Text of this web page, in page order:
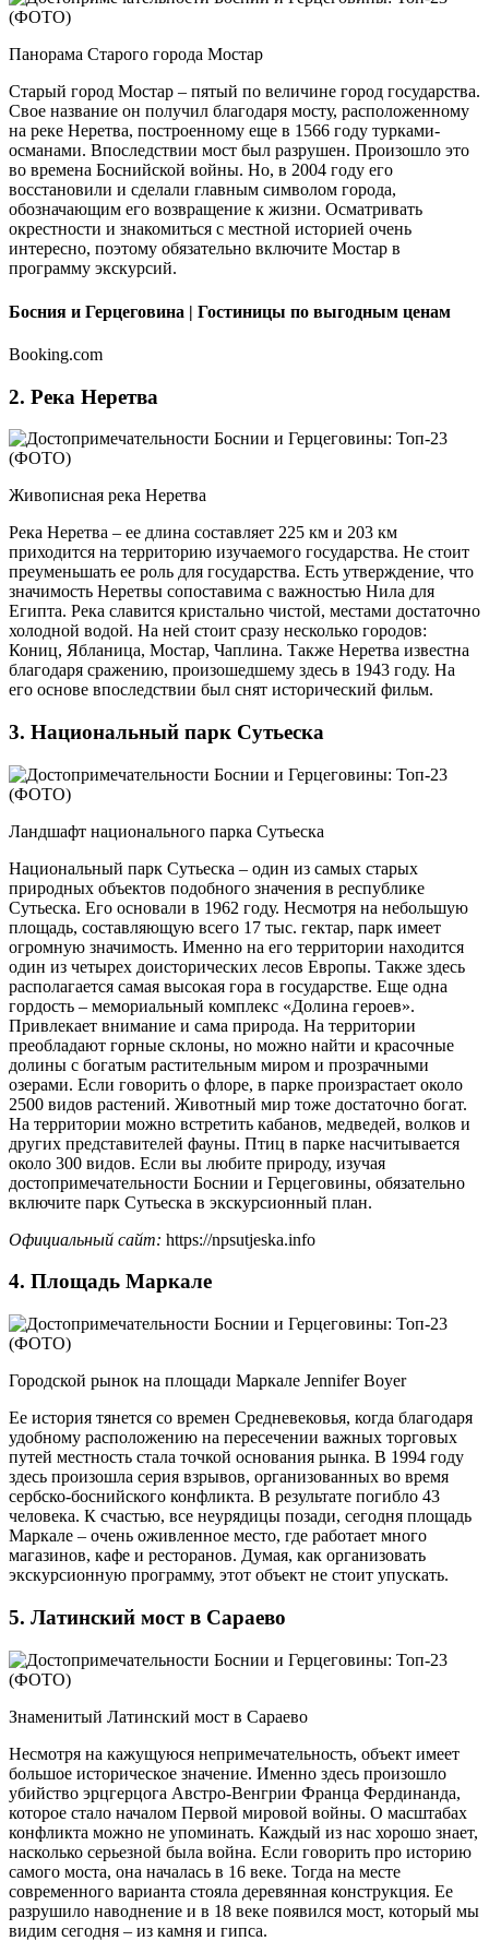
Панорама Старого города Мостар
Старый город Мостар – пятый по величине город государства.
Свое название он получил благодаря мосту, расположенному
на реке Неретва, построенному еще в 1566 году турками-
османами. Впоследствии мост был разрушен. Произошло это
во времена Боснийской войны. Но, в 2004 году его
восстановили и сделали главным символом города,
обозначающим его возвращение к жизни. Осматривать
окрестности и знакомиться с местной историей очень
интересно, поэтому обязательно включите Мостар в
программу экскурсий.
Босния и Герцеговина | Гостиницы по выгодным ценам
Booking.com
2. Река Неретва
Живописная река Неретва
Река Неретва – ее длина составляет 225 км и 203 км
приходится на территорию изучаемого государства. Не стоит
преуменьшать ее роль для государства. Есть утверждение, что
значимость Неретвы сопоставима с важностью Нила для
Египта. Река славится кристально чистой, местами достаточно
холодной водой. На ней стоит сразу несколько городов:
Кониц, Ябланица, Мостар, Чаплина. Также Неретва известна
благодаря сражению, произошедшему здесь в 1943 году. На
его основе впоследствии был снят исторический фильм.
3. Национальный парк Сутьеска
Ландшафт национального парка Сутьеска
Национальный парк Сутьеска – один из самых старых
природных объектов подобного значения в республике
Сутьеска. Его основали в 1962 году. Несмотря на небольшую
площадь, составляющую всего 17 тыс. гектар, парк имеет
огромную значимость. Именно на его территории находится
один из четырех доисторических лесов Европы. Также здесь
располагается самая высокая гора в государстве. Еще одна
гордость – мемориальный комплекс «Долина героев».
Привлекает внимание и сама природа. На территории
преобладают горные склоны, но можно найти и красочные
долины с богатым растительным миром и прозрачными
озерами. Если говорить о флоре, в парке произрастает около
2500 видов растений. Животный мир тоже достаточно богат.
На территории можно встретить кабанов, медведей, волков и
других представителей фауны. Птиц в парке насчитывается
около 300 видов. Если вы любите природу, изучая
достопримечательности Боснии и Герцеговины, обязательно
включите парк Сутьеска в экскурсионный план.
Официальный сайт: https://npsutjeska.info
4. Площадь Маркале
Городской рынок на площади Маркале Jennifer Boyer
Ее история тянется со времен Средневековья, когда благодаря
удобному расположению на пересечении важных торговых
путей местность стала точкой основания рынка. В 1994 году
здесь произошла серия взрывов, организованных во время
сербско-боснийского конфликта. В результате погибло 43
человека. К счастью, все неурядицы позади, сегодня площадь
Маркале – очень оживленное место, где работает много
магазинов, кафе и ресторанов. Думая, как организовать
экскурсионную программу, этот объект не стоит упускать.
5. Латинский мост в Сараево
Знаменитый Латинский мост в Сараево
Несмотря на кажущуюся непримечательность, объект имеет
большое историческое значение. Именно здесь произошло
убийство эрцгерцога Австро-Венгрии Франца Фердинанда,
которое стало началом Первой мировой войны. О масштабах
конфликта можно не упоминать. Каждый из нас хорошо знает,
насколько серьезной была война. Если говорить про историю
самого моста, она началась в 16 веке. Тогда на месте
современного варианта стояла деревянная конструкция. Ее
разрушило наводнение и в 18 веке появился мост, который мы
видим сегодня – из камня и гипса.